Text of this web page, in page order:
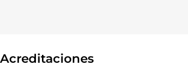
Acreditaciones